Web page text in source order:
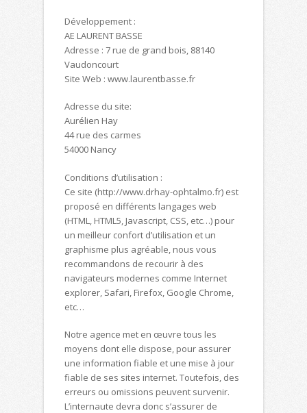
Développement :
AE LAURENT BASSE
Adresse : 7 rue de grand bois, 88140
Vaudoncourt
Site Web : www.laurentbasse.fr
Adresse du site:
Aurélien Hay
44 rue des carmes
54000 Nancy
Conditions d’utilisation :
Ce site (http://www.drhay-ophtalmo.fr) est
proposé en différents langages web
(HTML, HTML5, Javascript, CSS, etc…) pour
un meilleur confort d’utilisation et un
graphisme plus agréable, nous vous
recommandons de recourir à des
navigateurs modernes comme Internet
explorer, Safari, Firefox, Google Chrome,
etc…
Notre agence met en œuvre tous les
moyens dont elle dispose, pour assurer
une information fiable et une mise à jour
fiable de ses sites internet. Toutefois, des
erreurs ou omissions peuvent survenir.
L’internaute devra donc s’assurer de